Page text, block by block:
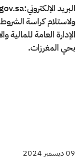
البريد الإلكتروني:investment@zatca.gov.sa
ولاستلام كراسة
الإدارة العامة للمالية
بحي المغرزات.
09 ديسمبر 2024